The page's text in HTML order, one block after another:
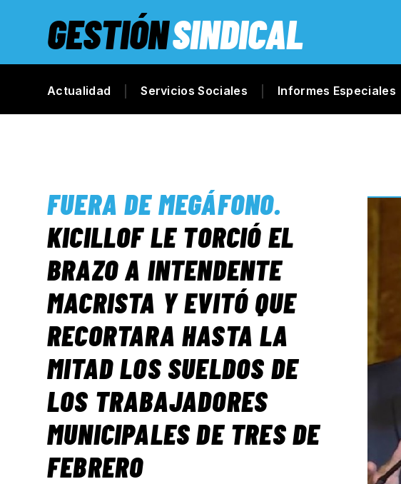
GESTIÓNSINDICAL
Actualidad Servicios Sociales Informes Especiales
FUERA DE MEGÁFONO.
KICILLOF LE TORCIÓ EL
BRAZO A INTENDENTE
MACRISTA Y EVITÓ QUE
RECORTARA HASTA LA
MITAD LOS SUELDOS DE
LOS TRABAJADORES
MUNICIPALES DE TRES DE
FEBRERO